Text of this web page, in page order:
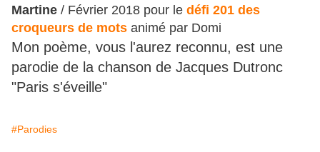
Martine / Février 2018 pour le défi 201 des
croqueurs de mots animé par Domi
Mon poème, vous l'aurez reconnu, est une
parodie de la chanson de Jacques Dutronc
"Paris s'éveille"
#Parodies